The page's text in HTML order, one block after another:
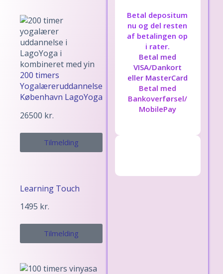
200 timers
Yogalæreruddannelse
København LagoYoga
26500 kr.
Tilmelding
Learning Touch
1495 kr.
Tilmelding
Betal depositum
nu og del resten
af betalingen op
i rater.
Betal med
VISA/Dankort
eller MasterCard
Betal med
Bankoverførsel/
MobilePay